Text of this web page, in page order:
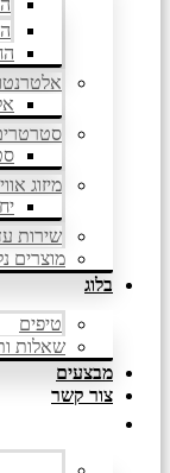
מיזוג
שירות
מוצרים
בלוג
טיפים
שאלות
מבצעים
צור קשר